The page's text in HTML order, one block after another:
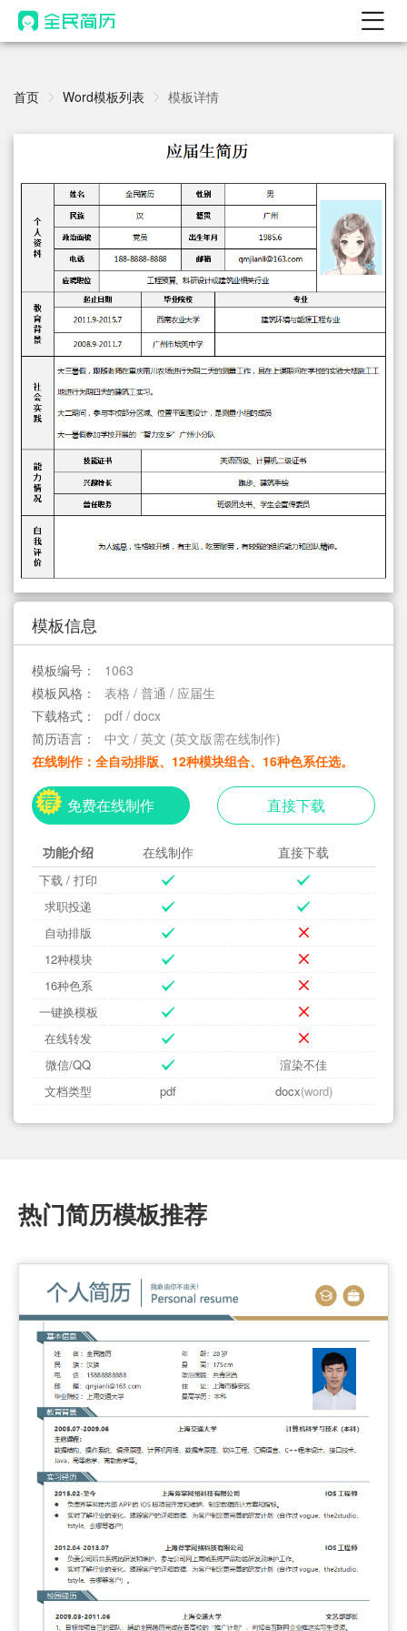
AI 简历工具 热门
AI 生成简历
AI 翻译简历
AI 诊断简历
AI 模拟面试
面试自我介绍
AI 职场工具 New
简历模板
简历教程
登录 / 注册
首页 Word模板列表 模板详情
模板信息
模板编号：
1063
模板风格：
表格 / 普通 / 应届生
下载格式：
pdf / docx
简历语言：
中文 / 英文 (英文版需在线制作)
在线制作：全自动排版、12种模块组合、16种色系任选。
免费在线制作 直接下载
功能介绍 在线制作 直接下载
下载 / 打印
求职投递
自动排版
12种模块
16种色系
一键换模板
在线转发
微信/QQ
渲染不佳
文档类型
pdf docx(word)
热门简历模板推荐